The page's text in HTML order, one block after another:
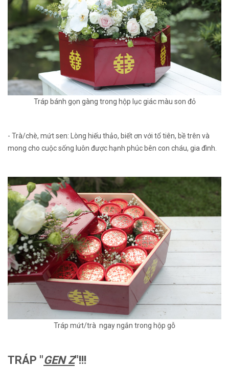
Tráp bánh gọn gàng trong hộp lục giác màu son đỏ
- Trà/chè, mứt sen: Lòng hiếu thảo, biết ơn với tổ tiên, bề trên và
mong cho cuộc sống luôn được hạnh phúc bên con cháu, gia đình.
Tráp mứt/trà ngay ngắn trong hộp gỗ
TRÁP "GEN Z"!!!